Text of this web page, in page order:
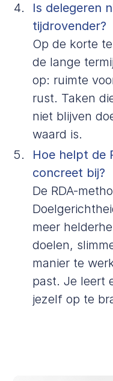
Is delegeren
tijdrovender?
Op de korte
de lange
op: ruimte
rust. Taken
niet blijven
waard is.
Hoe helpt de
concreet bij?
De RDA-
meer
doelen,
manier te
past. Je leert
jezelf op te